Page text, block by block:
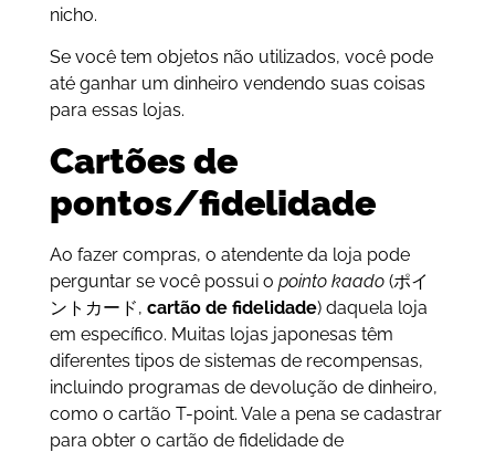
nicho.
Se você tem objetos não utilizados, você pode
até ganhar um dinheiro vendendo suas coisas
para essas lojas.
Cartões de
pontos/fidelidade
Ao fazer compras, o atendente da loja pode
perguntar se você possui o pointo kaado(ポイ
ントカード, cartão de fidelidade) daquela loja
em específico. Muitas lojas japonesas têm
diferentes tipos de sistemas de recompensas,
incluindo programas de devolução de dinheiro,
como o cartão T-point. Vale a pena se cadastrar
para obter o cartão de fidelidade de